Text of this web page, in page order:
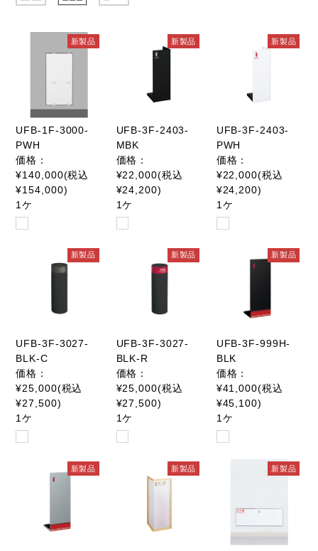
新製品
UFB-1F-3000-
PWH
価格：
¥140,000(税込
¥154,000)
1ケ
新製品
UFB-3F-2403-
MBK
価格：
¥22,000(税込
¥24,200)
1ケ
新製品
UFB-3F-2403-
PWH
価格：
¥22,000(税込
¥24,200)
1ケ
新製品
UFB-3F-3027-
BLK-C
価格：
¥25,000(税込
¥27,500)
1ケ
新製品
UFB-3F-3027-
BLK-R
価格：
¥25,000(税込
¥27,500)
1ケ
新製品
UFB-3F-999H-
BLK
価格：
¥41,000(税込
¥45,100)
1ケ
新製品 新製品 新製品